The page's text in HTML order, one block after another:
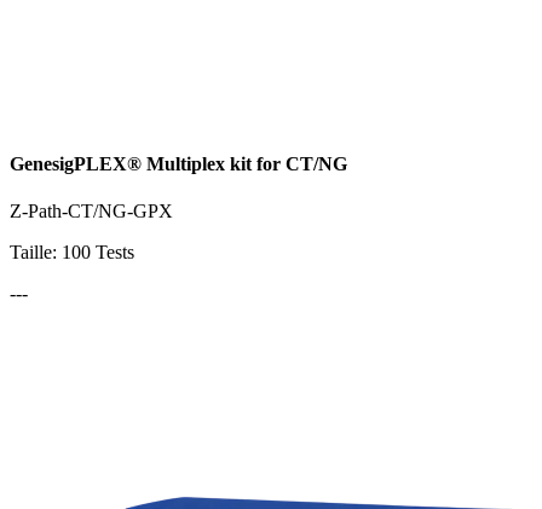
GenesigPLEX® Multiplex kit for CT/NG
Z-Path-CT/NG-GPX
Taille: 100 Tests
---